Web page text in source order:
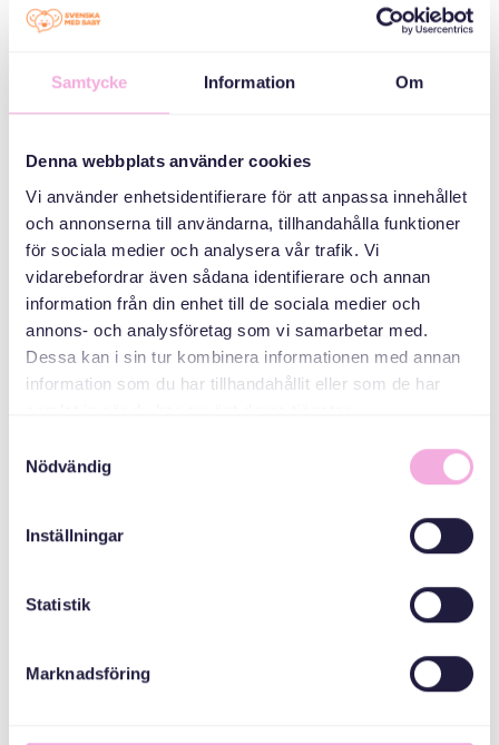
Samtycke Information Om
Denna webbplats använder cookies
Vi använder enhetsidentifierare för att anpassa innehållet
och annonserna till användarna, tillhandahålla funktioner
för sociala medier och analysera vår trafik. Vi
vidarebefordrar även sådana identifierare och annan
information från din enhet till de sociala medier och
annons- och analysföretag som vi samarbetar med.
Dessa kan i sin tur kombinera informationen med annan
information som du har tillhandahållit eller som de har
Nödvändig
Inställningar
Statistik
Marknadsföring
Kulamada
kulmaya
ABAABULAHA